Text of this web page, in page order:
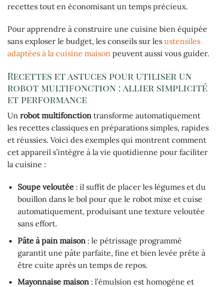
recettes tout en économisant un temps précieux.
Pour apprendre à construire une cuisine bien équipée
sans exploser le budget, les conseils sur les ustensiles
adaptées à la cuisine maison peuvent aussi vous guider.
Recettes et astuces pour utiliser un
robot multifonction : allier simplicité
et performance
Un robot multifonction transforme automatiquement
les recettes classiques en préparations simples, rapides
et réussies. Voici des exemples qui montrent comment
cet appareil s’intègre à la vie quotidienne pour faciliter
la cuisine :
Soupe veloutée: il suffit de placer les légumes et du
bouillon dans le bol pour que le robot mixe et cuise
automatiquement, produisant une texture veloutée
sans effort.
Pâte à pain maison: le pétrissage programmé
garantit une pâte parfaite, fine et bien levée prête à
être cuite après un temps de repos.
Mayonnaise maison: l’émulsion est homogène et